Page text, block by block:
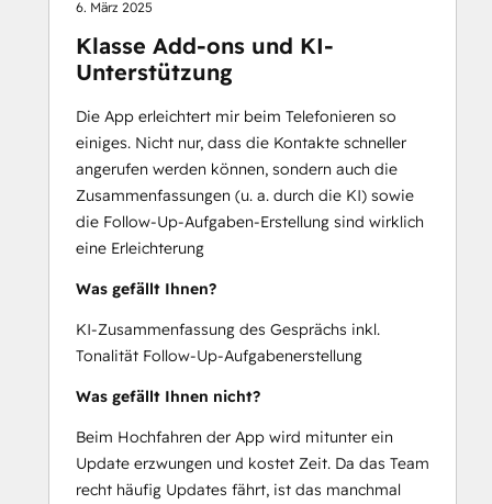
6. März 2025
Klasse Add-ons und KI-
Unterstützung
Die App erleichtert mir beim Telefonieren so
einiges. Nicht nur, dass die Kontakte schneller
angerufen werden können, sondern auch die
Zusammenfassungen (u. a. durch die KI) sowie
die Follow-Up-Aufgaben-Erstellung sind wirklich
eine Erleichterung
Was gefällt Ihnen?
KI-Zusammenfassung des Gesprächs inkl.
Tonalität Follow-Up-Aufgabenerstellung
Was gefällt Ihnen nicht?
Beim Hochfahren der App wird mitunter ein
Update erzwungen und kostet Zeit. Da das Team
recht häufig Updates fährt, ist das manchmal